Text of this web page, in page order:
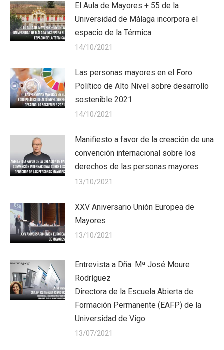
El Aula de Mayores + 55 de la
Universidad de Málaga incorpora el
espacio de la Térmica
14/10/2021
Las personas mayores en el Foro
Político de Alto Nivel sobre desarrollo
sostenible 2021
14/10/2021
Manifiesto a favor de la creación de una
convención internacional sobre los
derechos de las personas mayores
13/10/2021
XXV Aniversario Unión Europea de
Mayores
13/10/2021
Entrevista a Dña. Mª José Moure
Rodríguez
Directora de la Escuela Abierta de
Formación Permanente (EAFP) de la
Universidad de Vigo
13/07/2021